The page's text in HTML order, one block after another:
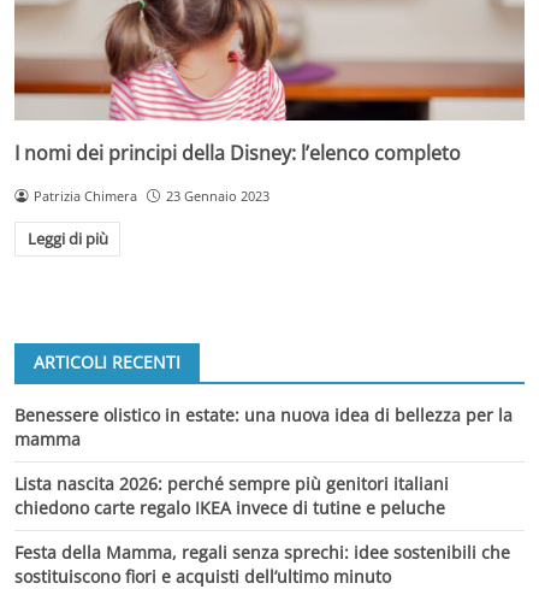
I nomi dei principi della Disney: l’elenco completo
Patrizia Chimera 23 Gennaio 2023
Leggi di più
ARTICOLI RECENTI
Benessere olistico in estate: una nuova idea di bellezza per la
mamma
Lista nascita 2026: perché sempre più genitori italiani
chiedono carte regalo IKEA invece di tutine e peluche
Festa della Mamma, regali senza sprechi: idee sostenibili che
sostituiscono fiori e acquisti dell’ultimo minuto